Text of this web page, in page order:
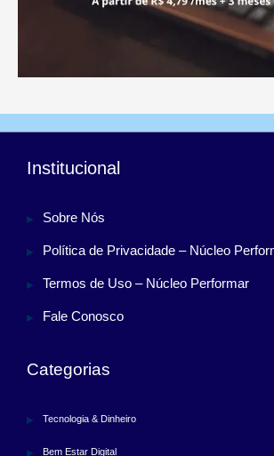
Institucional
Sobre Nós
Política de Privacidade – Núcleo
Termos de Uso – Núcleo Performar
Fale Conosco
Categorias
Tecnologia & Dinheiro
Bem Estar Digital